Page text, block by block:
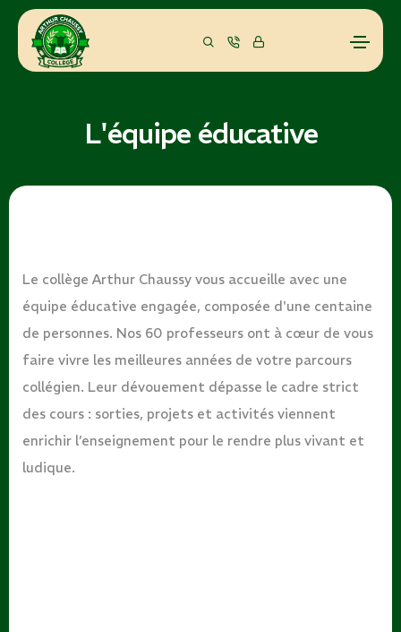
L'équipe éducative
Le collège Arthur Chaussy vous accueille avec une
équipe éducative engagée, composée d'une centaine
de personnes. Nos 60 professeurs ont à cœur de vous
faire vivre les meilleures années de votre parcours
collégien. Leur dévouement dépasse le cadre strict
des cours : sorties, projets et activités viennent
enrichir l’enseignement pour le rendre plus vivant et
ludique.